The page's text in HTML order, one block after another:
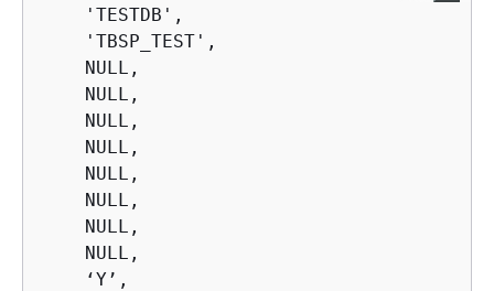
    'TESTDB',
    'TBSP_TEST',
    NULL,
    NULL,
    NULL,
    NULL,
    NULL,
    NULL,
    NULL,
    NULL,
    ‘Y’,